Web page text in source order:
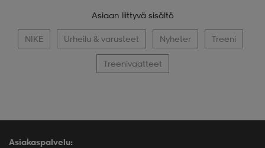
Asiaan liittyvä sisältö
NIKE Urheilu & varusteet Nyheter Treeni
Treenivaatteet
Asiakaspalvelu: